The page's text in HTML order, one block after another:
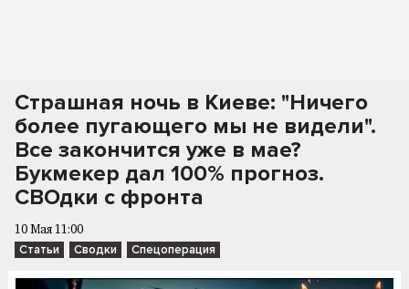
Страшная ночь в Киеве: "Ничего
более пугающего мы не видели".
Все закончится уже в мае?
Букмекер дал 100% прогноз.
СВОдки с фронта
10 Мая 11:00
Статьи Сводки Спецоперация